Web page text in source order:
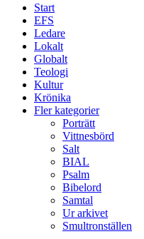
Start
EFS
Ledare
Lokalt
Globalt
Teologi
Kultur
Krönika
Fler kategorier
Porträtt
Vittnesbörd
Salt
BIAL
Psalm
Bibelord
Samtal
Ur arkivet
Smultronställen